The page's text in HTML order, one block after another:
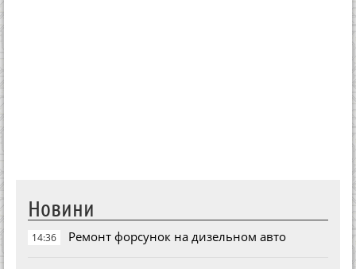
Новини
14:36 Ремонт форсунок на дизельном авто